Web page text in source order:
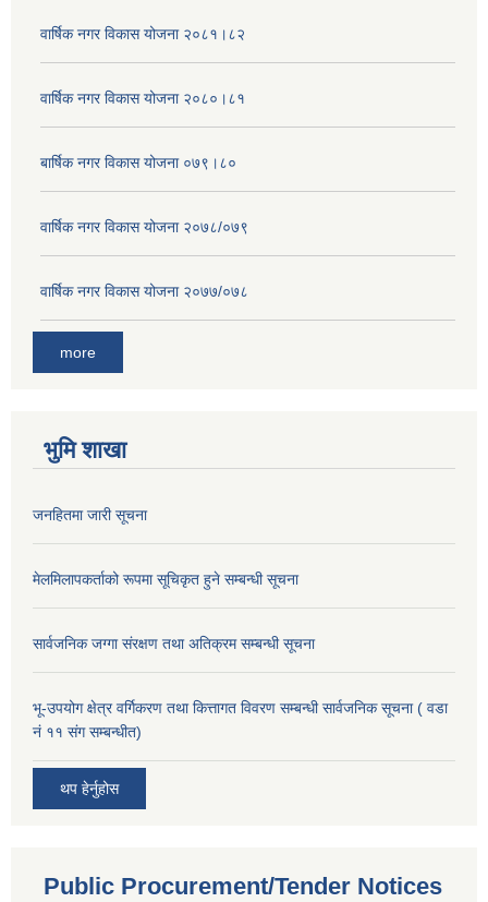
वार्षिक नगर विकास योजना २०८१।८२
वार्षिक नगर विकास योजना २०८०।८१
बार्षिक नगर विकास योजना ०७९।८०
वार्षिक नगर विकास योजना २०७८/०७९
वार्षिक नगर विकास योजना २०७७/०७८
more
भुमि शाखा
जनहितमा जारी सूचना
मेलमिलापकर्ताको रूपमा सूचिकृत हुने सम्बन्धी सूचना
सार्वजनिक जग्गा संरक्षण तथा अतिक्रम सम्बन्धी सूचना
भू-उपयोग क्षेत्र वर्गिकरण तथा कित्तागत विवरण सम्बन्धी सार्वजनिक सूचना ( वडा
नं ११ संग सम्बन्धीत)
थप हेर्नुहोस
Public Procurement/Tender Notices